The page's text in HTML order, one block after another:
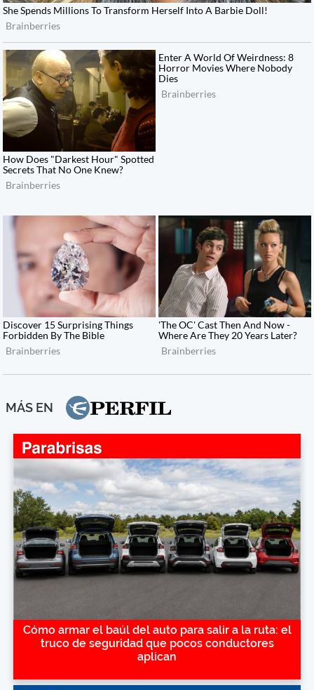
MÁS EN
Cómo armar el baúl del auto para salir a la ruta: el
truco de seguridad que pocos conductores
aplican